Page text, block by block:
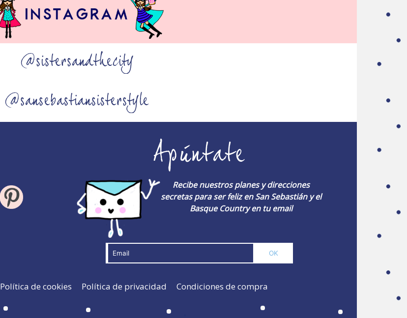
@sistersandthecity
@sansebastiansisterstyle
Apúntate
Recibe nuestros planes y direcciones
secretas para ser feliz en San Sebastián y el
Basque Country en tu email
Política de cookies Política de privacidad Condiciones de compra